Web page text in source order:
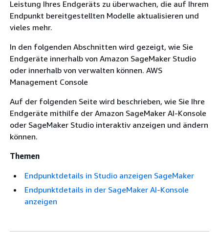
Leistung Ihres Endgeräts zu überwachen, die auf Ihrem
Endpunkt bereitgestellten Modelle aktualisieren und
vieles mehr.
In den folgenden Abschnitten wird gezeigt, wie Sie
Endgeräte innerhalb von Amazon SageMaker Studio
oder innerhalb von verwalten können. AWS
Management Console
Auf der folgenden Seite wird beschrieben, wie Sie Ihre
Endgeräte mithilfe der Amazon SageMaker AI-Konsole
oder SageMaker Studio interaktiv anzeigen und ändern
können.
Themen
Endpunktdetails in Studio anzeigen SageMaker
Endpunktdetails in der SageMaker AI-Konsole
anzeigen